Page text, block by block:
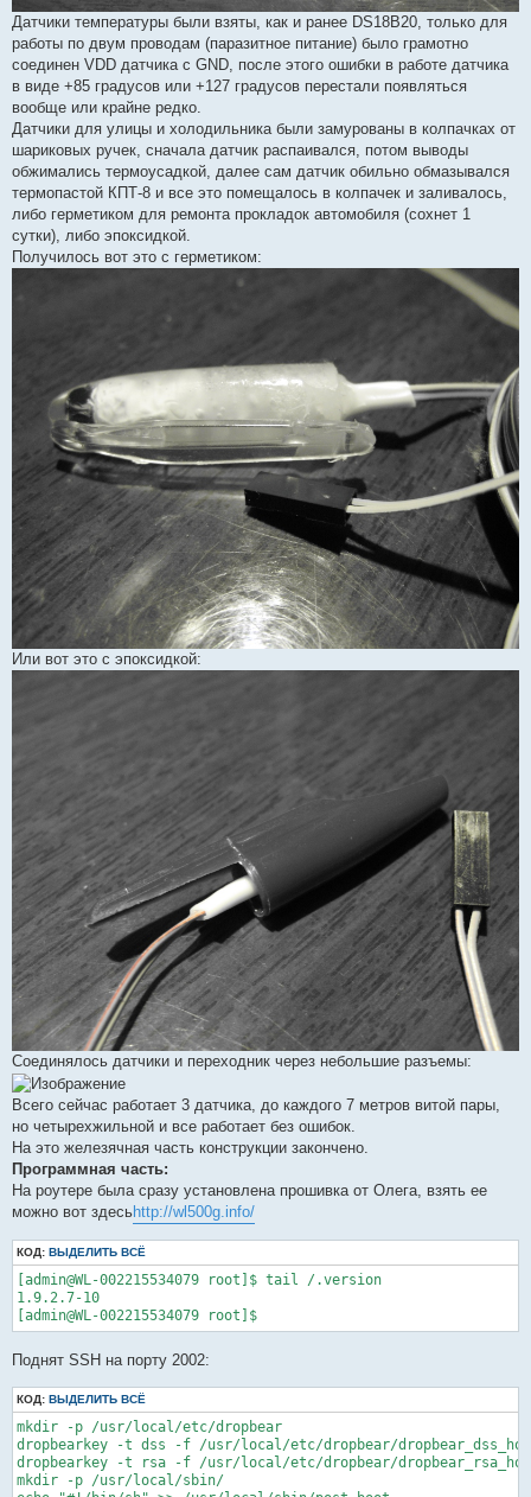
Датчики температуры были взяты, как и ранее DS18B20, только для
работы по двум проводам (паразитное питание) было грамотно
соединен VDD датчика с GND, после этого ошибки в работе датчика
в виде +85 градусов или +127 градусов перестали появляться
вообще или крайне редко.
Датчики для улицы и холодильника были замурованы в колпачках от
шариковых ручек, сначала датчик распаивался, потом выводы
обжимались термоусадкой, далее сам датчик обильно обмазывался
термопастой КПТ-8 и все это помещалось в колпачек и заливалось,
либо герметиком для ремонта прокладок автомобиля (сохнет 1
сутки), либо эпоксидкой.
Получилось вот это с герметиком:
Или вот это с эпоксидкой:
Соединялось датчики и переходник через небольшие разъемы:
Всего сейчас работает 3 датчика, до каждого 7 метров витой пары,
но четырехжильной и все работает без ошибок.
На это железячная часть конструкции закончено.
Программная часть:
На роутере была сразу установлена прошивка от Олега, взять ее
можно вот здесьhttp://wl500g.info/
КОД: ВЫДЕЛИТЬ ВСЁ
[admin@WL-002215534079 root]$ tail /.version
1.9.2.7-10
Поднят SSH на порту 2002:
КОД: ВЫДЕЛИТЬ ВСЁ
mkdir -p /usr/local/etc/dropbear
dropbearkey -t dss -f /usr/local/etc/dropbear/
dropbearkey -t rsa -f /usr/local/etc/dropbear/
mkdir -p /usr/local/sbin/